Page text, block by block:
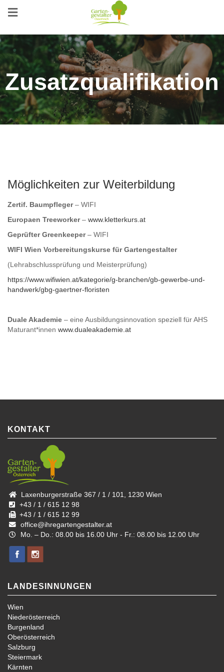
Zusatzqualifikation
Möglichkeiten zur Weiterbildung
Zertif. Baumpfleger– WIFI
Europaen Treeworker– www.kletterkurs.at
Geprüfter Greenkeeper– WIFI
WIFI Wien Vorbereitungskurse für Gartengestalter
(Lehrabschlussprüfung und Meisterprüfung)
https://www.wifiwien.at/kategorie/g-branchen/gb-gewerbe-und-
handwerk/gbg-gaertner-floristen
Duale Akademie – eine Ausbildungsinnovation speziell für AHS
Maturant*innen www.dualeakademie.at
KONTAKT
Laxenburgerstraße 367 / 1 / 101, 1230 Wien
+43 / 1 / 615 12 98
+43 / 1 / 615 12 99
office@ihregartengestalter.at
Mo. – Do.: 08.00 bis 16.00 Uhr - Fr.: 08.00 bis 12.00 Uhr
LANDESINNUNGEN
Wien
Niederösterreich
Burgenland
Oberösterreich
Salzburg
Steiermark
Kärnten